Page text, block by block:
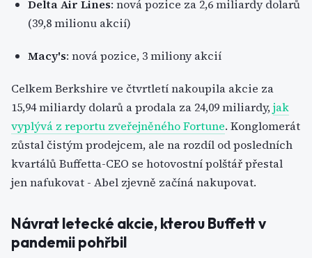
Delta Air Lines: nová pozice za 2,6 miliardy dolarů
(39,8 milionu akcií)
Macy's: nová pozice, 3 miliony akcií
Celkem Berkshire ve čtvrtletí nakoupila akcie za
15,94 miliardy dolarů a prodala za 24,09 miliardy,jak
vyplývá z reportu zveřejněného Fortune. Konglomerát
zůstal čistým prodejcem, ale na rozdíl od posledních
kvartálů Buffetta-CEO se hotovostní polštář přestal
jen nafukovat - Abel zjevně začíná nakupovat.
Návrat letecké akcie, kterou Buffett v
pandemii pohřbil